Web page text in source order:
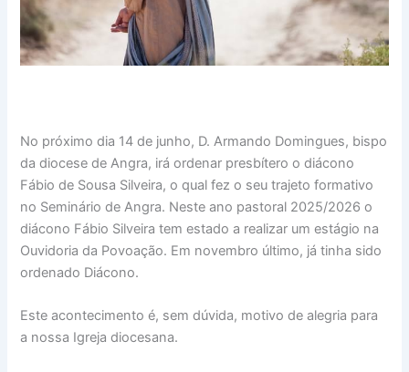
No próximo dia 14 de junho, D. Armando Domingues, bispo
da diocese de Angra, irá ordenar presbítero o diácono
Fábio de Sousa Silveira, o qual fez o seu trajeto formativo
no Seminário de Angra. Neste ano pastoral 2025/2026 o
diácono Fábio Silveira tem estado a realizar um estágio na
Ouvidoria da Povoação. Em novembro último, já tinha sido
ordenado Diácono.
Este acontecimento é, sem dúvida, motivo de alegria para
a nossa Igreja diocesana.